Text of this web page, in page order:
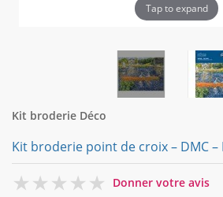
Tap to expand
Kit broderie Déco
Kit broderie point de croix – DMC –
0
Donner votre avis